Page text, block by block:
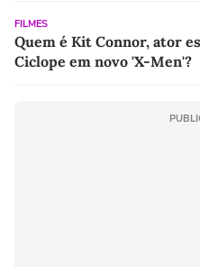
FILMES
Quem é Kit Connor, ator
Ciclope em novo 'X-Men'?